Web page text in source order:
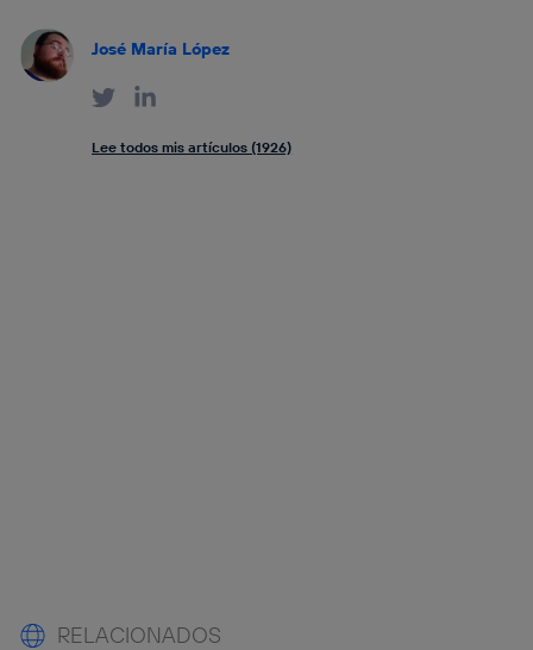
José María López
Lee todos mis artículos (1926)
RELACIONADOS